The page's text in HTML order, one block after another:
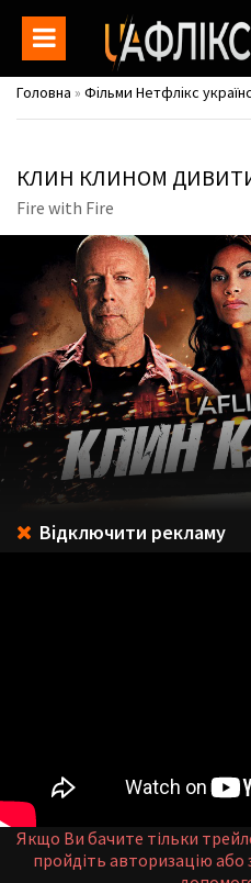
Головна » Фільми Нетфлікс
КЛИН КЛИНОМ
Fire with Fire
Відключити рекламу
Якщо Ви бачите тільки
пройдіть авторизацію або